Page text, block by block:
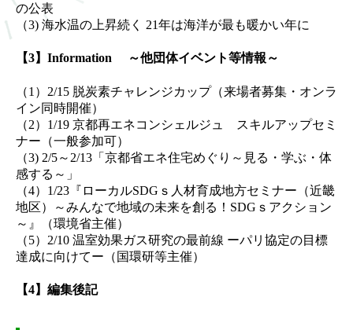
の公表
（3) 海水温の上昇続く 21年は海洋が最も暖かい年に
【3】Information ～他団体イベント等情報～
（1）2/15 脱炭素チャレンジカップ（来場者募集・オンラ
イン同時開催）
（2）1/19 京都再エネコンシェルジュ スキルアップセミ
ナー（一般参加可）
（3) 2/5～2/13「京都省エネ住宅めぐり～見る・学ぶ・体
感する～」
（4）1/23『ローカルSDGｓ人材育成地方セミナー（近畿
地区）～みんなで地域の未来を創る！SDGｓアクション
～』（環境省主催）
（5）2/10 温室効果ガス研究の最前線 ーパリ協定の目標
達成に向けてー（国環研等主催）
【4】編集後記